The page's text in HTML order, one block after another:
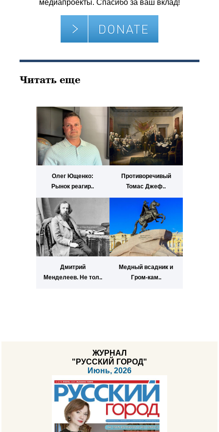
медиапроекты. Спасибо за ваш вклад!
Читать еще
Олег Ющенко:
Рынок реагир..
Противоречивый
Томас Джеф..
Дмитрий
Менделеев. Не тол..
Медный всадник и
Гром-кам..
ЖУРНАЛ
"РУССКИЙ ГОРОД"
Июнь, 2026